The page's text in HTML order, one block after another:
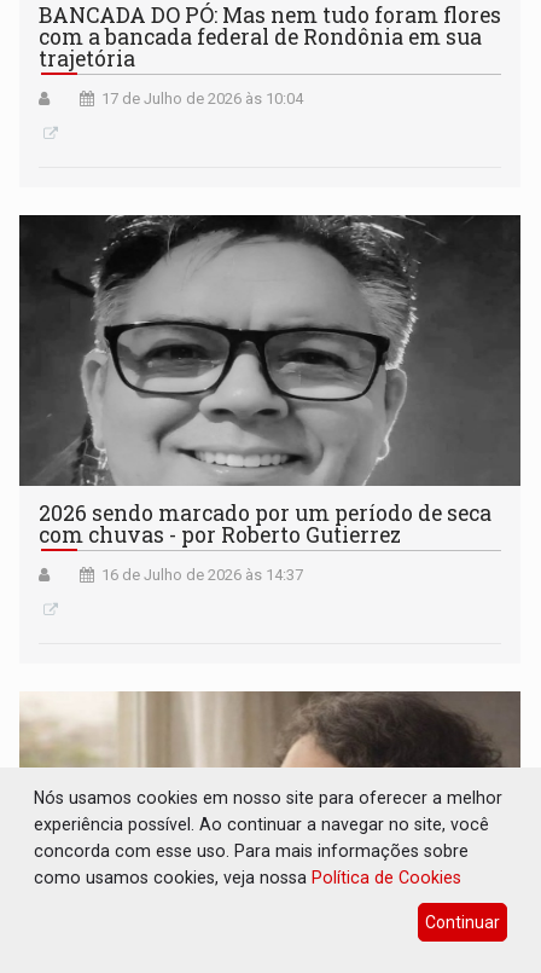
BANCADA DO PÓ: Mas nem tudo foram flores
com a bancada federal de Rondônia em sua
trajetória
17 de Julho de 2026 às 10:04
2026 sendo marcado por um período de seca
com chuvas - por Roberto Gutierrez
16 de Julho de 2026 às 14:37
Nós usamos cookies em nosso site para oferecer a melhor
experiência possível. Ao continuar a navegar no site, você
concorda com esse uso. Para mais informações sobre
como usamos cookies, veja nossa Política de Cookies
Continuar